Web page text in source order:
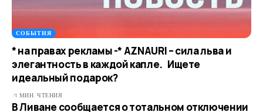
СОБЫТИЯ
* на правах рекламы -* AZNAURI – сила льва и
элегантность в каждой капле. Ищете
идеальный подарок?
1 МИН. ЧТЕНИЯ
В Ливане сообщается о тотальном отключении